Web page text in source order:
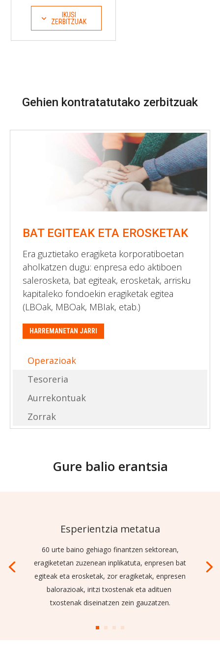
IKUSI
ZERBITZUAK
Gehien kontratatutako zerbitzuak
Operazioak
Tesoreria
Aurrekontuak
Zorrak
BAT EGITEAK ETA EROSKETAK
Era guztietako eragiketa korporatiboetan
aholkatzen dugu: enpresa edo aktiboen
salerosketa, bat egiteak, erosketak, arrisku
kapitaleko fondoekin eragiketak egitea
(LBOak, MBOak, MBIak, etab.)
HARREMANETAN JARRI
Gure balio erantsia
Esperientzia metatua
60 urte baino gehiago finantzen sektorean,
eragiketetan zuzenean inplikatuta, enpresen bat
egiteak eta erosketak, zor eragiketak, enpresen
balorazioak, iritzi txostenak eta adituen
txostenak diseinatzen zein gauzatzen.